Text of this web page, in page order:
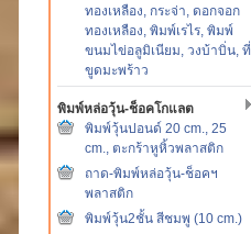
ทองเหลือง, กระจ่า, ดอกจอก
ทองเหลือง, พิมพ์เรไร, พิมพ์
ขนมไข่อลูมิเนียม, วงบ้าบิ่น, ที่
ขูดมะพร้าว
พิมพ์หล่อวุ้น-ช็อคโกแลต
พิมพ์วุ้นปอนด์ 20 cm., 25
cm., ตะกร้าหูหิ้วพลาสติก
ถาด-พิมพ์หล่อวุ้น-ช็อคฯ
พลาสติก
พิมพ์วุ้น2ชั้น สีชมพู (10 cm.)